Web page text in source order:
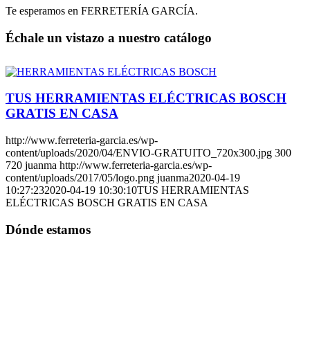
Te esperamos en FERRETERÍA GARCÍA.
Échale un vistazo a nuestro catálogo
TUS HERRAMIENTAS ELÉCTRICAS BOSCH
GRATIS EN CASA
http://www.ferreteria-garcia.es/wp-
content/uploads/2020/04/ENVIO-GRATUITO_720x300.jpg 300
720 juanma http://www.ferreteria-garcia.es/wp-
content/uploads/2017/05/logo.png juanma2020-04-19
10:27:232020-04-19 10:30:10TUS HERRAMIENTAS
ELÉCTRICAS BOSCH GRATIS EN CASA
Dónde estamos